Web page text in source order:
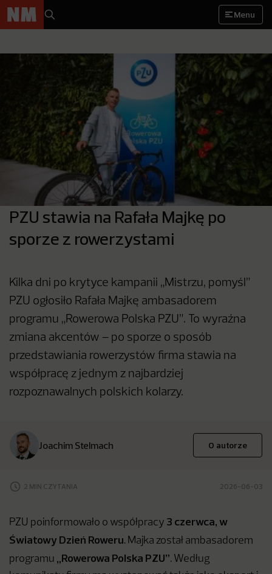
Menu
PZU stawia na Rafała Majkę po
sporze z rowerzystami
Kilka dni po krytyce kampanii „Mistrzu, pomyśl”
PZU ogłosiło Rafała Majkę ambasadorem
programu „Rowerowa Polska PZU”. To wyraźna
zmiana akcentów – po sporze o sposób
przedstawiania rowerzystów firma stawia na
współpracę z jednym z najbardziej
rozpoznawalnych polskich kolarzy.
Joachim Stelmach O autorze
2 MIN CZYTANIA 2026-06-03
PZU poinformowało o współpracy 3 czerwca, w
Światowy Dzień Roweru. Majka został ambasadorem
programu „Rowerowa Polska PZU”. Według